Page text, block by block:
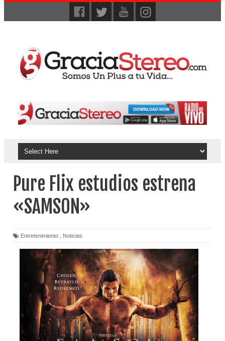
Pure Flix estudios estrena
«SAMSON»
Entretenimiento Noticias